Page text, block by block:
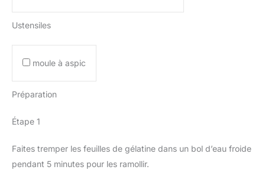
Ustensiles
moule à aspic
Préparation
Étape 1
Faites tremper les feuilles de gélatine dans un bol d’eau froide
pendant 5 minutes pour les ramollir.